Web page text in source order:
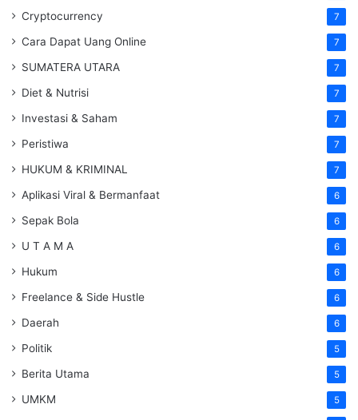
Cryptocurrency 7
Cara Dapat Uang Online 7
SUMATERA UTARA 7
Diet & Nutrisi 7
Investasi & Saham 7
Peristiwa 7
HUKUM & KRIMINAL 7
Aplikasi Viral & Bermanfaat 6
Sepak Bola 6
U T A M A 6
Hukum 6
Freelance & Side Hustle 6
Daerah 6
Politik 5
Berita Utama 5
UMKM 5